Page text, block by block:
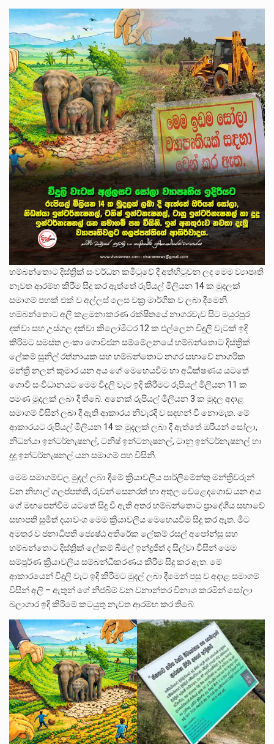
හම්බන්තොට දිස්ත්‍රික් සංවර්ධන කමිටුවේ දී අත්හිටුවන ලද මෙම ව්‍යාපෘති
නැවත ආරම්භ කිරීම සිදු කර ඇත්තේ රුපියල් මිලියන 14 ක මුදලක්
සමාගම් පහක් එක් ව අල්ලස් ලෙස වක්‍ර මාර්ගික ව ලබා දීමෙනි.
හම්බන්තොට අලි කළමනාකරණ රක්ෂිතයේ නාගරවැව සිට මයුරපුර
දක්වා සහ උස්ගල දක්වා කිලෝමීටර 12 ක එල්ලෙන විදුලි වැටක් ඉදි
කිරීමට සමස්ත ලංකා ගොවිජන සම්මේලනයේ හම්බන්තොට දිස්ත්‍රික්
ලේකම් සුනිල් රත්නායක සහ හම්බන්තොට නගර සභාවේ නාගරික
මන්ත්‍රි නලන් කුමාර යන අය ගේ මෙහෙයවීම හා අධීක්ෂණය යටතේ
ගොවි සංවිධානයට මෙම විදුලි වැට ඉදි කිරීමට රුපියල් මිලියන 11 ක
පමණ මුදලක් ලබා දී තිබේ. අනෙක් රුපියල් මිලියන 3 ක මුදල අදාළ
සමාගම් විසින් ලබා දී ඇති ආකාරය නිවැරදි ව සඳහන් වී නොමැත. මේ
ආකාරයට රුපියල් මිලියන 14 ක මුදලක් ලබා දී ඇත්තේ ඔරියන් සෝලා,
නිධන්යා ඉන්ටර්නැෂනල්, ටනිෂ් ඉන්ටනැෂනල්, ටානු ඉන්ටර්නැෂනල් හා
දුදූ ඉන්ටර්නැෂනල් යන සමාගම් පහ විසිනි.
මෙම සමාගම්වල මුදල් ලබා දීමේ ක්‍රියාවලිය පාර්ලිමේන්තු මන්ත්‍රිවරුන්
වන නිහාල් ගලප්පත්ති, රුවන් සෙනරත් හා අතුල වෙළෙදගොඩ යන අය
ගේ මඟපෙන්වීම යටතේ සිදු වී ඇති අතර හම්බන්තොට ප්‍රාදේශීය සභාවේ
සභාපති සුමිත් දයාවංශ මෙම ක්‍රියාවලිය මෙහෙයවීම සිදු කර ඇත. මීට
අමතර ව ජනාධිපති ජ්‍යෙෂ්ඨ අතිරේක ලේකම් රසල් අපෝන්සු සහ
හම්බන්තොට දිස්ත්‍රික් ලේකම් බිමල් ඉන්ද්‍රජිත් ද සිල්වා විසින් මෙම
සම්පූර්ණ ක්‍රියාවලිය සම්බන්ධීකරණය කිරීම සිදු කර ඇත. මේ
ආකාරයෙන් විදුලි වැට ඉදි කිරීමට මුදල් ලබා දීමෙන් පසු ව අදාළ සමාගම්
විසින් අලි – ඇතුන් ගේ නිජබිම් වන වනාන්තර විනාශ කරමින් සෝලා
බලාගාර ඉදි කිරීමේ කටයුතු නැවත ආරම්භ කර තිබේ.